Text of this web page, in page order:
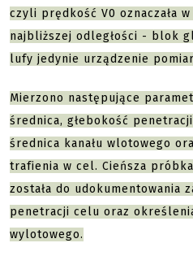
czyli prędkość V0 oznaczała
najbliższej odległości - blok
lufy jedynie urządzenie
Mierzono następujące
średnica, głebokość
średnica kanału wlotowego
trafienia w cel. Cieńsza
została do udokumentowania
penetracji celu oraz
wylotowego.